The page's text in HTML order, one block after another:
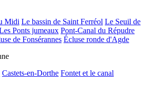
Midi Le bassin de Saint Ferréol Le Seuil de
Ponts jumeaux Pont-Canal du Répudre
de Fonsérannes Écluse ronde d'Agde
Castets-en-Dorthe Fontet et le canal